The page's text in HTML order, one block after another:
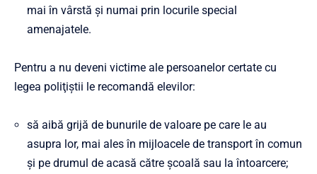
mai în vârstă şi numai prin locurile special
amenajatele.
Pentru a nu deveni victime ale persoanelor certate cu
legea poliţiştii le recomandă elevilor:
să aibă grijă de bunurile de valoare pe care le au
asupra lor, mai ales în mijloacele de transport în comun
şi pe drumul de acasă către şcoală sau la întoarcere;